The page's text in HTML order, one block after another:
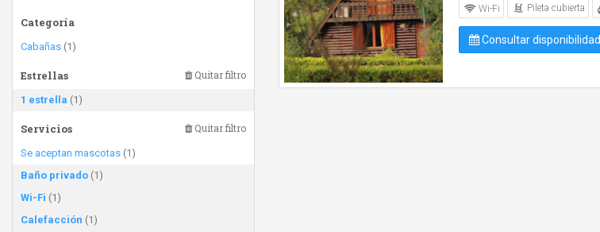
Categoría
Cabañas (1)
Estrellas Quitar filtro
1 estrella (1)
Servicios Quitar filtro
Se aceptan mascotas (1)
Baño privado (1)
Wi-Fi (1)
Calefacción (1)
Wi-Fi Pileta cubierta
Consultar disponibilidad